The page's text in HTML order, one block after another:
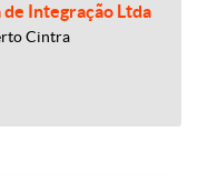
Integração Ltda
Cintra